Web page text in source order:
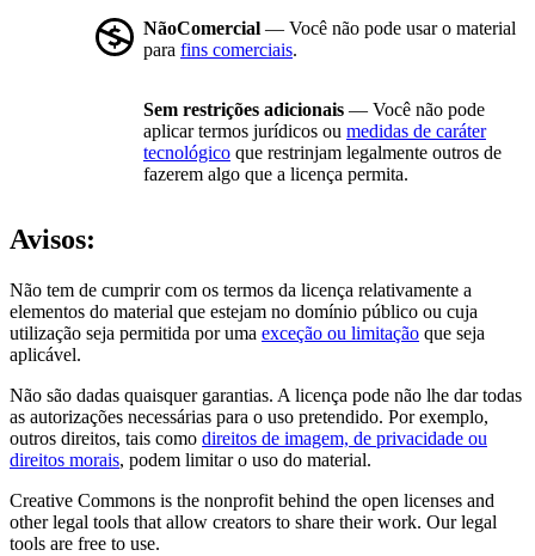
NãoComercial — Você não pode usar o material
para fins comerciais.
Sem restrições adicionais — Você não pode
aplicar termos jurídicos ou medidas de caráter
tecnológico que restrinjam legalmente outros de
fazerem algo que a licença permita.
Avisos:
Não tem de cumprir com os termos da licença relativamente a
elementos do material que estejam no domínio público ou cuja
utilização seja permitida por uma exceção ou limitação que seja
aplicável.
Não são dadas quaisquer garantias. A licença pode não lhe dar todas
as autorizações necessárias para o uso pretendido. Por exemplo,
outros direitos, tais como direitos de imagem, de privacidade ou
direitos morais, podem limitar o uso do material.
Creative Commons is the nonprofit behind the open licenses and
other legal tools that allow creators to share their work. Our legal
tools are free to use.